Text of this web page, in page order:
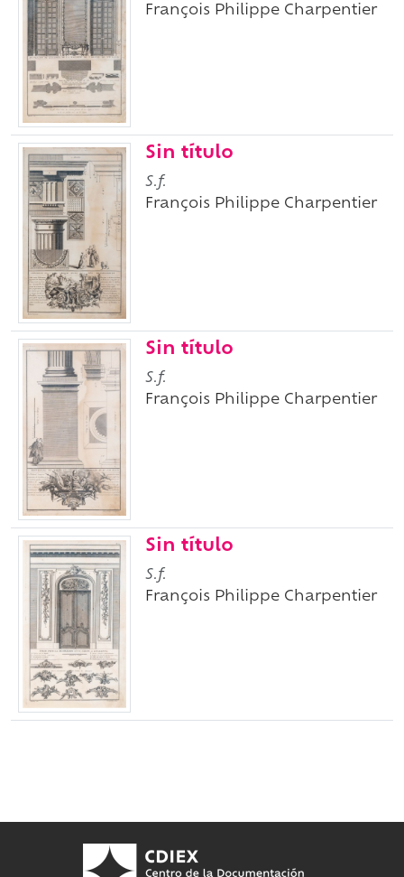
François Philippe Charpentier
Sin título
S.f.
François Philippe Charpentier
Sin título
S.f.
François Philippe Charpentier
Sin título
S.f.
François Philippe Charpentier